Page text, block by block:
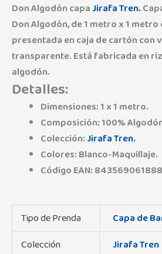
Don Algodón capaJirafa Tren.
Don Algodón, de 1 metro x 1
presentada en caja de cartón con
transparente. Está fabricada en
algodón.
Detalles:
Dimensiones: 1 x 1 metro.
Composición: 100%
Colección:Jirafa Tren.
Colores: Blanco-Maquillaje.
Código EAN:
Tipo de Prenda
Capa de
Colección
Jirafa Tren